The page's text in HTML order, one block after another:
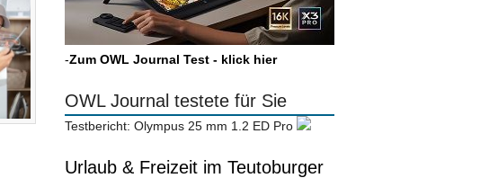
-Zum OWL Journal Test - klick hier
OWL Journal testete für Sie
Testbericht: Olympus 25 mm 1.2 ED Pro
Urlaub & Freizeit im Teutoburger